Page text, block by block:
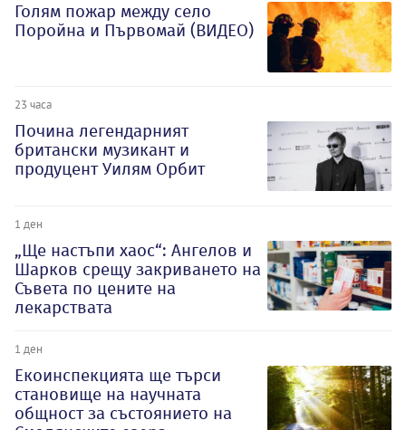
Голям пожар между село
Поройна и Първомай (ВИДЕО)
23 часа
Почина легендарният
британски музикант и
продуцент Уилям Орбит
1 ден
„Ще настъпи хаос“: Ангелов и
Шарков срещу закриването на
Съвета по цените на
лекарствата
1 ден
Екоинспекцията ще търси
становище на научната
общност за състоянието на